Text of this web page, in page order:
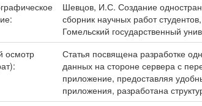
Шевцов, И.С. Создание
сборник научных работ
Гомельский государственный
осмотр
Статья посвящена разработке
данных на стороне сервера с
приложение, предоставляя
приложения, разработана